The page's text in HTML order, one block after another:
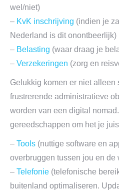
wel/niet)
– KvK inschrijving (indien je
Nederland is dit onontbeerlijk)
– Belasting (waar draag je
– Verzekeringen (zorg en
Gelukkig komen er niet alleen
frustrerende administratieve
worden van een digital
gereedschappen om het je
– Tools (nuttige software en
overbruggen tussen jou en de
– Telefonie (telefonische
buitenland optimaliseren.